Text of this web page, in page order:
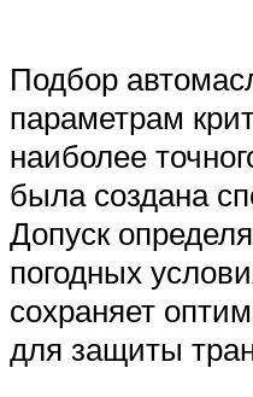
Подбор
параметрам
наиболее
была создана
Допуск
погодных
сохраняет
для защиты